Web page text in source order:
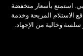
استمتع بأسعار منخفضة
الاستلام المريحة وخدمة
وخالية من الإجهاد.